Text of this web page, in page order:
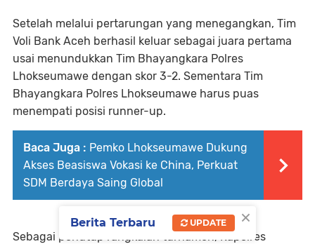
Setelah melalui pertarungan yang menegangkan, Tim
Voli Bank Aceh berhasil keluar sebagai juara pertama
usai menundukkan Tim Bhayangkara Polres
Lhokseumawe dengan skor 3-2. Sementara Tim
Bhayangkara Polres Lhokseumawe harus puas
menempati posisi runner-up.
Baca Juga : Pemko Lhokseumawe Dukung
Akses Beasiswa Vokasi ke China, Perkuat
SDM Berdaya Saing Global
Sebagai penutup rangkaian turnamen, Kapolres
×
Berita Terbaru UPDATE